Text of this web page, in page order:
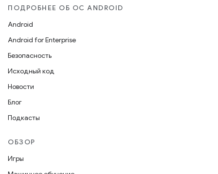
ПОДРОБНЕЕ ОБ ОС ANDROID
Android
Android for Enterprise
Безопасность
Исходный код
Новости
Блог
Подкасты
ОБЗОР
Игры